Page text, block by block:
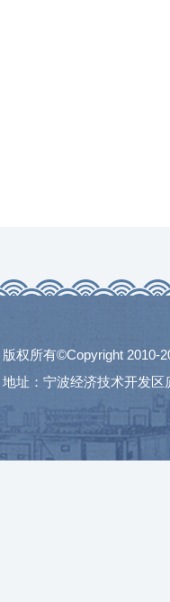
版权所有©Copyright 2010-
地址：宁波经济技术开发区